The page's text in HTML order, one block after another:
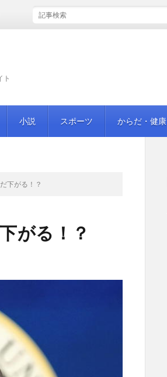
ト
小説 スポーツ からだ・健康
下がる！？
がる！？